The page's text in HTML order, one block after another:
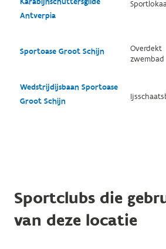
Antverpia
Sportoase Groot Schijn
Overdekt
zwembad
Wedstrijdijsbaan Sportoase
Groot Schijn
Sportclubs die
van deze locatie